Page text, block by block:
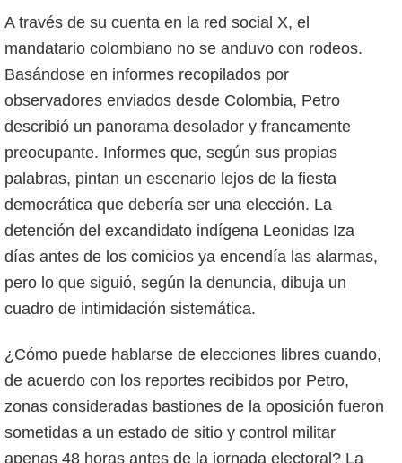
A través de su cuenta en la red social X, el
mandatario colombiano no se anduvo con rodeos.
Basándose en informes recopilados por
observadores enviados desde Colombia, Petro
describió un panorama desolador y francamente
preocupante. Informes que, según sus propias
palabras, pintan un escenario lejos de la fiesta
democrática que debería ser una elección. La
detención del excandidato indígena Leonidas Iza
días antes de los comicios ya encendía las alarmas,
pero lo que siguió, según la denuncia, dibuja un
cuadro de intimidación sistemática.
¿Cómo puede hablarse de elecciones libres cuando,
de acuerdo con los reportes recibidos por Petro,
zonas consideradas bastiones de la oposición fueron
sometidas a un estado de sitio y control militar
apenas 48 horas antes de la jornada electoral? La